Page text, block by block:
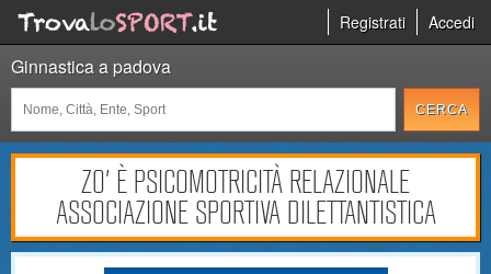
Registrati Accedi
Ginnastica a padova
ZO' È PSICOMOTRICITÀ RELAZIONALE
ASSOCIAZIONE SPORTIVA DILETTANTISTICA